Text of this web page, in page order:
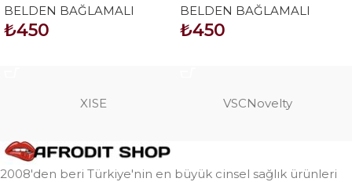
Belden Bağlama Kemeri
Kırmızı
BELDEN BAĞLAMALI
₺450
Belden Bağlama Kemeri
Siyah
BELDEN BAĞLAMALI
₺450
XISE VSCNovelty
2008'den beri Türkiye'nin en büyük cinsel sağlık ürünleri